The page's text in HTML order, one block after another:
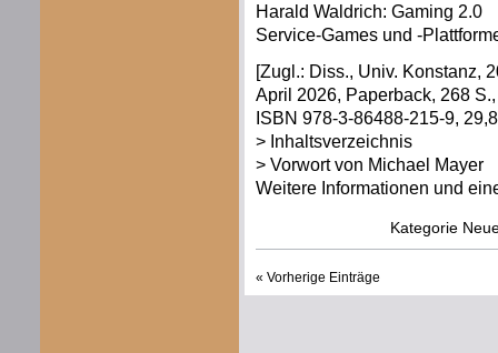
Harald Waldrich: Gaming 2.0
Service-Games und -
[Zugl.: Diss., Univ. Konstanz,
April 2026, Paperback, 268
ISBN 978-3-86488-215-9,
> Inhaltsverzeichnis
> Vorwort von Michael Mayer
Weitere Informationen und
Kategorie
« Vorherige Einträge